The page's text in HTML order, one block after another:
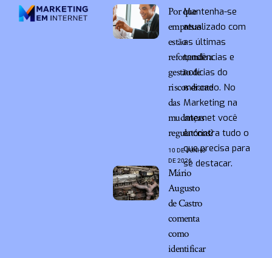
Por que
empresas
estão
reforçando a
gestão de
riscos diante
das
mudanças
regulatórias?
10 DE JUNHO
DE 2026
Mário
Augusto
de Castro
comenta
como
identificar
Mantenha-se
atualizado com
as últimas
tendências e
notícias do
mercado. No
Marketing na
Internet você
encontra tudo o
que precisa para
se destacar.